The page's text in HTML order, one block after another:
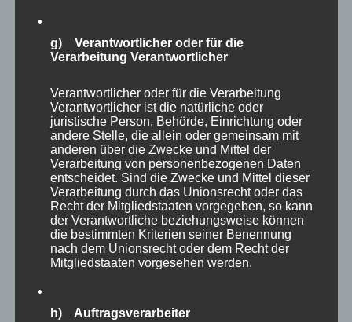
Die Präriehunde könnt ihr auf meinem
g) Verantwortlicher oder für die
Verarbeitung Verantwortlicher
Verantwortlicher oder für die Verarbeitung
Verantwortlicher ist die natürliche oder
juristische Person, Behörde, Einrichtung oder
andere Stelle, die allein oder gemeinsam mit
anderen über die Zwecke und Mittel der
Verarbeitung von personenbezogenen Daten
entscheidet. Sind die Zwecke und Mittel dieser
Verarbeitung durch das Unionsrecht oder das
Recht der Mitgliedstaaten vorgegeben, so kann
der Verantwortliche beziehungsweise können
die bestimmten Kriterien seiner Benennung
nach dem Unionsrecht oder dem Recht der
Mitgliedstaaten vorgesehen werden.
h) Auftragsverarbeiter